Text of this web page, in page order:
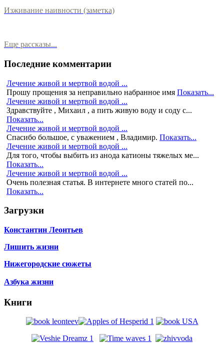
Изживание наивности (заметка)
Еще рассказы...
Последние комментарии
Лечение живой и мертвой водой ...
Прошу прощения за неправильно набранное имя Показать...
Лечение живой и мертвой водой ...
Здравствуйте , Михаил , а пить живую воду и соду с...
Показать...
Лечение живой и мертвой водой ...
Спасибо большое, с уважением , Владимир. Показать...
Лечение живой и мертвой водой ...
Для того, чтобы выбить из анода катионы тяжелых ме...
Показать...
Лечение живой и мертвой водой ...
Очень полезная статья. В интернете много статей по...
Показать...
Загрузки
Константин Леонтьев
Лишить жизни
Нижегородские сюжеты
Азбука жизни
Книги